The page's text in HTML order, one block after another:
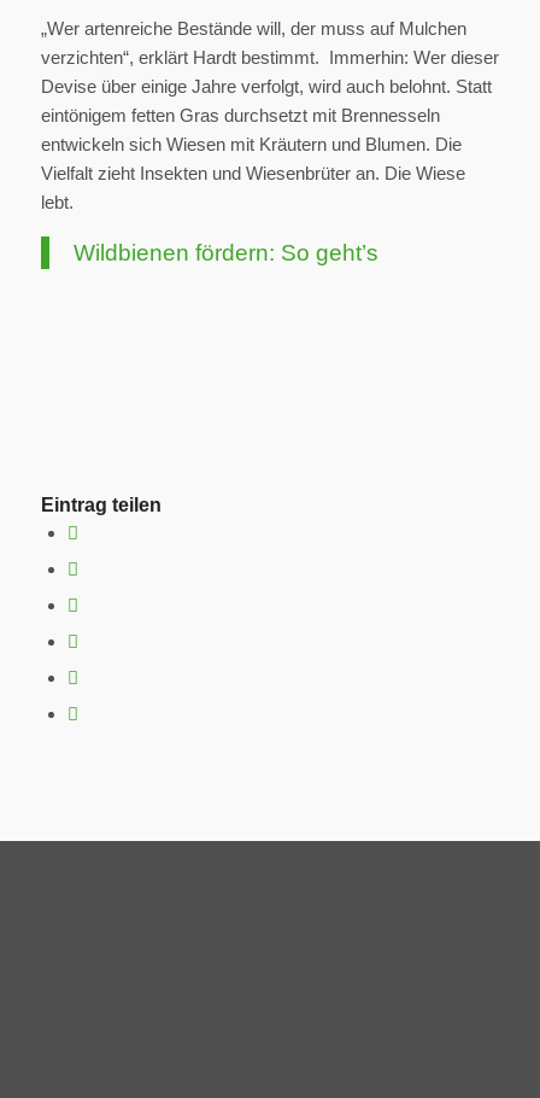
„Wer artenreiche Bestände will, der muss auf Mulchen
verzichten“, erklärt Hardt bestimmt. Immerhin: Wer dieser
Devise über einige Jahre verfolgt, wird auch belohnt. Statt
eintönigem fetten Gras durchsetzt mit Brennesseln
entwickeln sich Wiesen mit Kräutern und Blumen. Die
Vielfalt zieht Insekten und Wiesenbrüter an. Die Wiese
lebt.
Wildbienen fördern: So geht’s
Eintrag teilen